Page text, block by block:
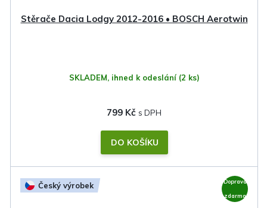
Stěrače Dacia Lodgy 2012-2016 • BOSCH Aerotwin
SKLADEM, ihned k odeslání (2 ks)
799 Kč
DO KOŠÍKU
Český výrobek Doprava
zdarma